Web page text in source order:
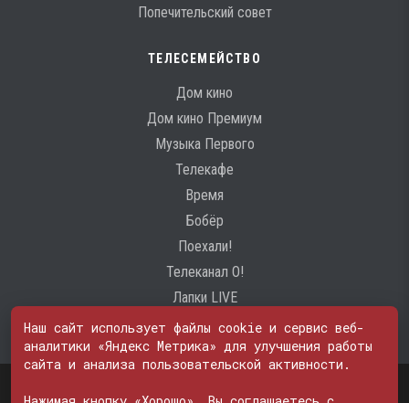
Попечительский совет
ТЕЛЕСЕМЕЙСТВО
Дом кино
Дом кино Премиум
Музыка Первого
Телекафе
Время
Бобёр
Поехали!
Телеканал О!
Лапки LIVE
№ ФС 77 - 74600
Наш сайт использует файлы cookie и сервис веб-
аналитики «Яндекс Метрика» для улучшения работы
сайта и анализа пользовательской активности.